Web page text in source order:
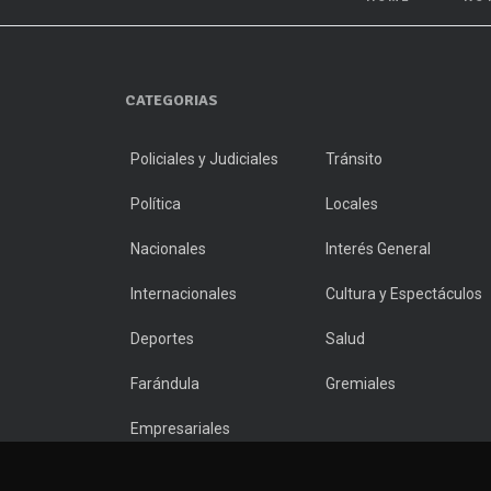
CATEGORIAS
Policiales y Judiciales Tránsito
Política Locales
Nacionales Interés General
Internacionales Cultura y Espectáculos
Deportes Salud
Farándula Gremiales
Empresariales